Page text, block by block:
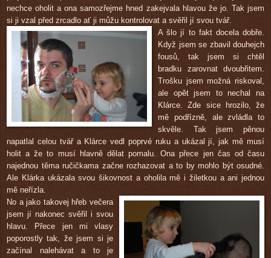
nechce oholit a ona samozřejme hned zakejvala hlavou že jo. Tak jsem
si ji vzal před zrcadlo ať ji můžu kontrolovat a svěřil jí svou tvář.
A šlo jí to fakt docela dobře.
Když jsem se zbavil douhejch
fousů, tak jsem si chtěl
bradku zarovnat dvoubřitem.
Trošku jsem možná riskoval,
ale opět jsem to nechal na
Klárce. Zde sice hrozilo, že
mě podřízně, ale zvládla to
skvěle. Tak jsem pěnou
napatlal celou tvář a Klárce vedl poprvé ruku a ukázal jí, jak mě musí
holit a že to musí hlavně dělat pomalu. Ona přece jen čas od času
najednou těma ručičkama začne rozhazovat a to by mohlo být osudné.
Ale Klárka ukázala svou šikovnost a oholila mě i žiletkou a ani jednou
mě neřízla.
No a jako takovej hřeb večera
jsem jí nakonec svěřil i svou
hlavu. Přece jen mi vlasy
poporostly tak, že jsem si je
začínal nalehávat a to je